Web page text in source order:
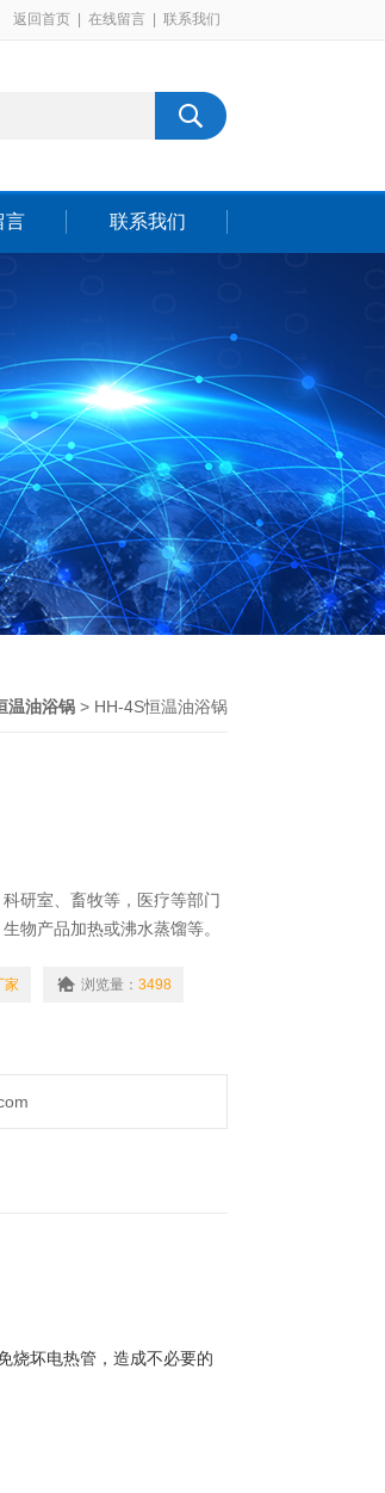
返回首页 在线留言 联系我们
言 联系我们
温油浴锅 > HH-4S恒温油浴锅
研室、畜牧等，医疗等部门
物产品加热或沸水蒸馏等。
家 浏览量： 3498
烧坏电热管，造成不必要的